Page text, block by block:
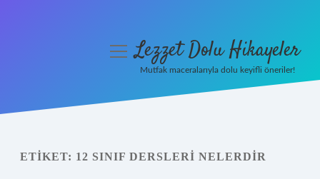
Yasal Uyarı
menüyüLezzet Dolu Hikayeler
Mutfak maceralarıyla dolu keyifli öneriler!
ETIKET: 12 SINIF DERSLERI NELERDIR